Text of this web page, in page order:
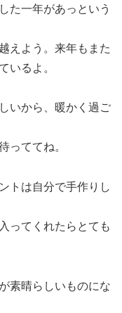
た一年があっという
えよう。来年もまた
いるよ。
いから、暖かく過ご
っててね。
トは自分で手作りし
ってくれたらとても
晴らしいものにな